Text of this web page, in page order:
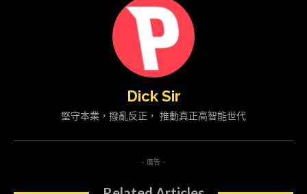
Dick Sir
堅守本業，撥亂反正， 推動真正高智能世代
- 廣告 -